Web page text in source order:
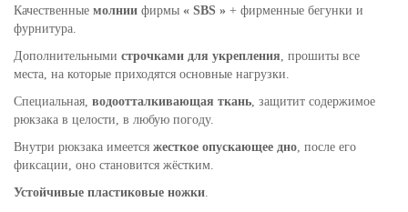
Качественные молнии фирмы « SBS » + фирменные бегунки и
фурнитура.
Дополнительными строчками для укрепления, прошиты все
места, на которые приходятся основные нагрузки.
Специальная, водоотталкивающая ткань, защитит содержимое
рюкзака в целости, в любую погоду.
Внутри рюкзака имеется жесткое опускающее дно, после его
фиксации, оно становится жёстким.
Устойчивые пластиковые ножки.